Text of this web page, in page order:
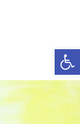
פתח סרגל נגישות